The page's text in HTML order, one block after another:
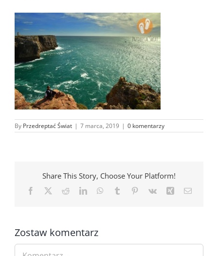
By Przedreptać Świat | 7 marca, 2019 | 0 komentarzy
Share This Story, Choose Your Platform!
Facebook RedditLinkedInWhatsApp
Tumblr Pinterest
Vk Xing Email
Zostaw komentarz
Comment